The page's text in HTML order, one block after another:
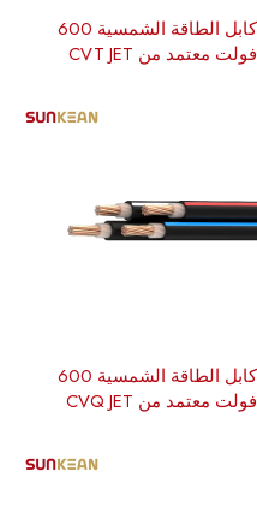
كابل الطاقة الشمسية 600
فولت معتمد من CVT JET
كابل الطاقة الشمسية 600
فولت معتمد من CVQ JET